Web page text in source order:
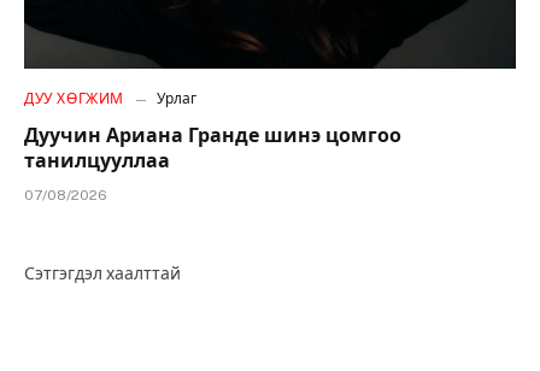
ДУУ ХӨГЖИМ Урлаг
Дуучин Ариана Гранде шинэ цомгоо
танилцууллаа
07/08/2026
Сэтгэгдэл хаалттай